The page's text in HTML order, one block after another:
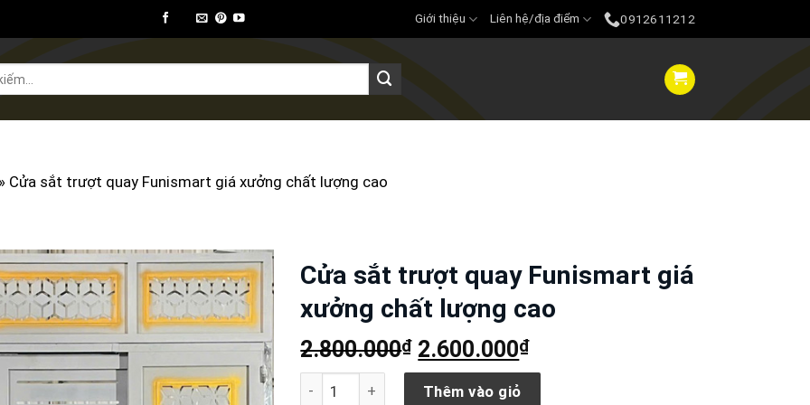
Giới thiệu Liên hệ/địa điểm 0912611212
» Cửa sắt trượt quay Funismart giá xưởng chất lượng cao
Cửa sắt trượt quay Funismart giá
xưởng chất lượng cao
2.800.000₫ Giá
gốc
là:
2.600.000₫
hiện
Cửa sắt trượt quay Funismart giá xưởng chất lượng cao số lượng
Thêm vào giỏ